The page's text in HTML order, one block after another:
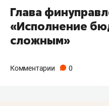
Глава
«Исполнение
сложным»
Комментарии 0